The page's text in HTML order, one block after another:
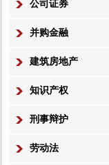
公司证券
并购金融
建筑房地产
知识产权
刑事辩护
劳动法